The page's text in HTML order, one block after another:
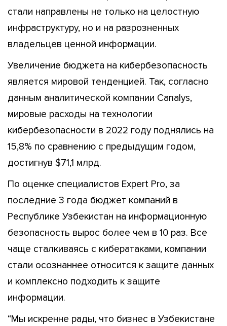
стали направлены не только на целостную
инфраструктуру, но и на разрозненных
владельцев ценной информации.
Увеличение бюджета на кибербезопасность
является мировой тенденцией. Так, согласно
данным аналитической компании Canalys,
мировые расходы на технологии
кибербезопасности в 2022 году поднялись на
15,8% по сравнению с предыдущим годом,
достигнув $71,1 млрд.
По оценке специалистов Expert Pro, за
последние 3 года бюджет компаний в
Республике Узбекистан на информационную
безопасность вырос более чем в 10 раз. Все
чаще сталкиваясь с кибератаками, компании
стали осознаннее относится к защите данных
и комплексно подходить к защите
информации.
“Мы искренне рады, что бизнес в Узбекистане